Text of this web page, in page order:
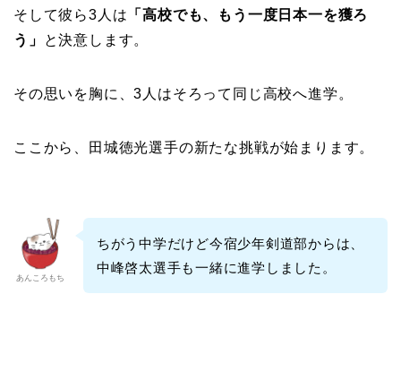
そして彼ら3人は 「高校でも、もう一度日本一を獲ろ
う」
と決意します。
その思いを胸に、3人はそろって同じ高校へ進学。
ここから、田城徳光選手の新たな挑戦が始まります。
あんころもち
ちがう中学だけど今宿少年剣道部からは、
中峰啓太選手も一緒に進学しました。